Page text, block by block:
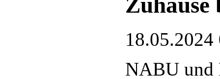
18.05.2024
NABU und